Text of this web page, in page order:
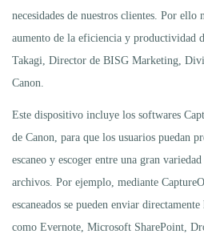
necesidades de nuestros clientes. Por ello
aumento de la eficiencia y productividad
Takagi, Director de BISG Marketing,
Canon.
Este dispositivo incluye los softwares
de Canon, para que los usuarios puedan
escaneo y escoger entre una gran
archivos. Por ejemplo, mediante
escaneados se pueden enviar
como Evernote, Microsoft SharePoint,